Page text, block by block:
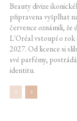
Beauty divize
připravena vyšplhat
července oznámili,
L'Oréal vstoupí o rok
2027. Od licence si
své parfémy,
identitu.